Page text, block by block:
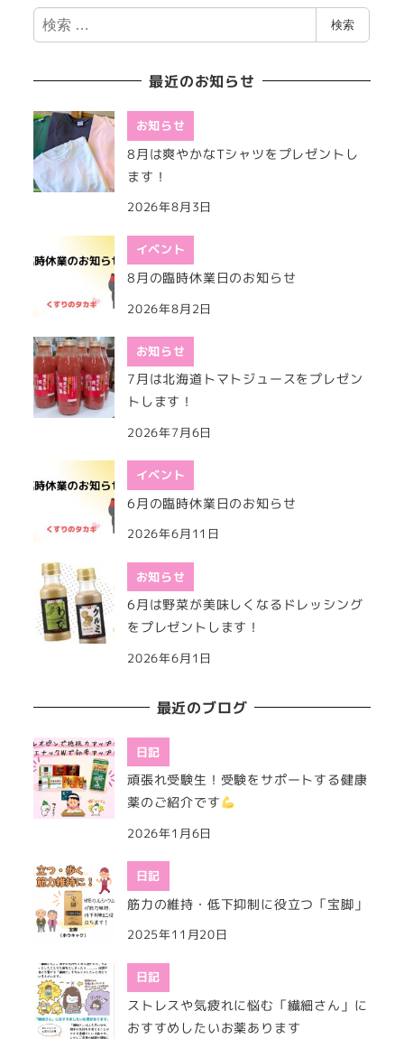
検
索
検索
最近のお知らせ
お知らせ
8月は爽やかなTシャツをプレゼントし
ます！
2026年8月3日
イベント
8月の臨時休業日のお知らせ
2026年8月2日
お知らせ
7月は北海道トマトジュースをプレゼン
トします！
2026年7月6日
イベント
6月の臨時休業日のお知らせ
2026年6月11日
お知らせ
6月は野菜が美味しくなるドレッシング
をプレゼントします！
2026年6月1日
最近のブログ
日記
頑張れ受験生！受験をサポートする健康
薬のご紹介です
2026年1月6日
日記
筋力の維持・低下抑制に役立つ「宝脚」
2025年11月20日
日記
ストレスや気疲れに悩む「繊細さん」に
おすすめしたいお薬あります